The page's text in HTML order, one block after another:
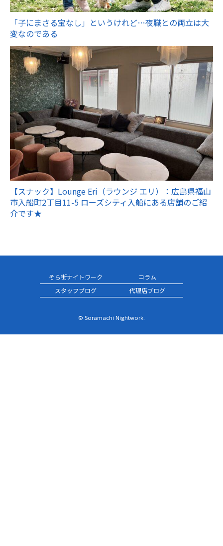
「子にまさる宝なし」というけれど…夜職との両立は大
変なのである
【スナック】Lounge Eri（ラウンジ エリ）：広島県福山
市入船町2丁目11-5 ローズシティ入船にある店舗のご紹
介です★
そら街ナイトワーク
コラム
スタッフブログ
代理店ブログ
© Soramachi Nightwork.